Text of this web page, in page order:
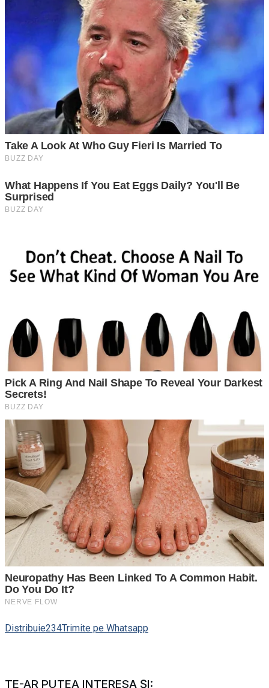
Distribuie234Trimite pe Whatsapp
TE-AR PUTEA INTERESA ȘI: